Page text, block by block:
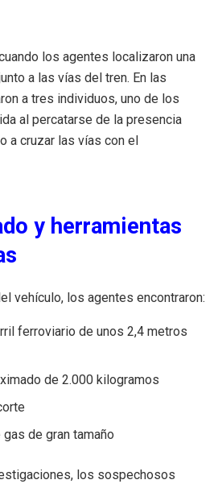
los agentes localizaron una
a las vías del tren. En las
a tres individuos, uno de los
al percatarse de la presencia
a cruzar las vías con el
y herramientas
vehículo, los agentes encontraron:
ferroviario de unos 2,4 metros
de 2.000 kilogramos
de gran tamaño
los sospechosos